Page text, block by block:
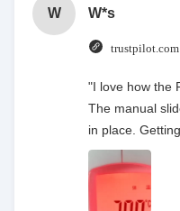
W W*s
trustpilot.com
"I love how the
The manual
in place.